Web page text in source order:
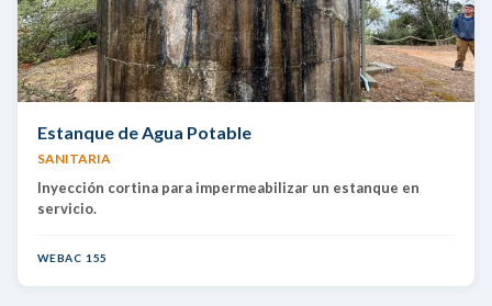
Estanque de Agua Potable
SANITARIA
Inyección cortina para impermeabilizar un estanque en
servicio.
WEBAC 155